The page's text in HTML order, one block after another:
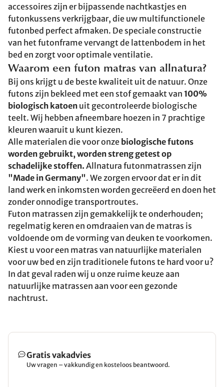
accessoires zijn er bijpassende nachtkastjes en
futonkussens verkrijgbaar, die uw multifunctionele
futonbed perfect afmaken. De speciale constructie
van het futonframe vervangt de lattenbodem in het
bed en zorgt voor optimale ventilatie.
Waarom een futon matras van allnatura?
Bij ons krijgt u de beste kwaliteit uit de natuur. Onze
futons zijn bekleed met een stof gemaakt van 100%
biologisch katoen uit gecontroleerde biologische
teelt. Wij hebben afneembare hoezen in 7 prachtige
kleuren waaruit u kunt kiezen.
Alle materialen die voor onze biologische futons
worden gebruikt, worden streng getest op
schadelijke stoffen. Allnatura futonmatrassen zijn
"Made in Germany". We zorgen ervoor dat er in dit
land werk en inkomsten worden gecreëerd en doen het
zonder onnodige transportroutes.
Futon matrassen zijn gemakkelijk te onderhouden;
regelmatig keren en omdraaien van de matras is
voldoende om de vorming van deuken te voorkomen.
Kiest u voor een matras van natuurlijke materialen
voor uw bed en zijn traditionele futons te hard voor u?
In dat geval raden wij u onze ruime keuze aan
natuurlijke matrassen aan voor een gezonde
nachtrust.
Gratis vakadvies
Uw vragen – vakkundig en kosteloos beantwoord.